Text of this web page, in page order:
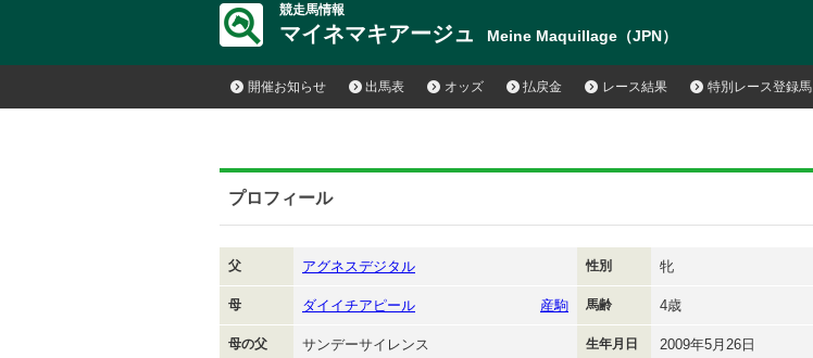
競走馬情報
マイネマキアージュ Meine Maquillage（JPN）
開催お知らせ 出馬表 オッズ 払戻金 レース結果 特別レース登録馬
プロフィール
父 アグネスデジタル 性別 牝
母 ダイイチアピール 産駒 馬齢 4歳
母の父 サンデーサイレンス 生年月日 2009年5月26日